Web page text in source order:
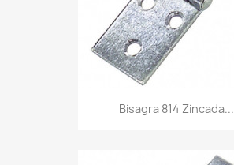
Bisagra 814 Zincada...